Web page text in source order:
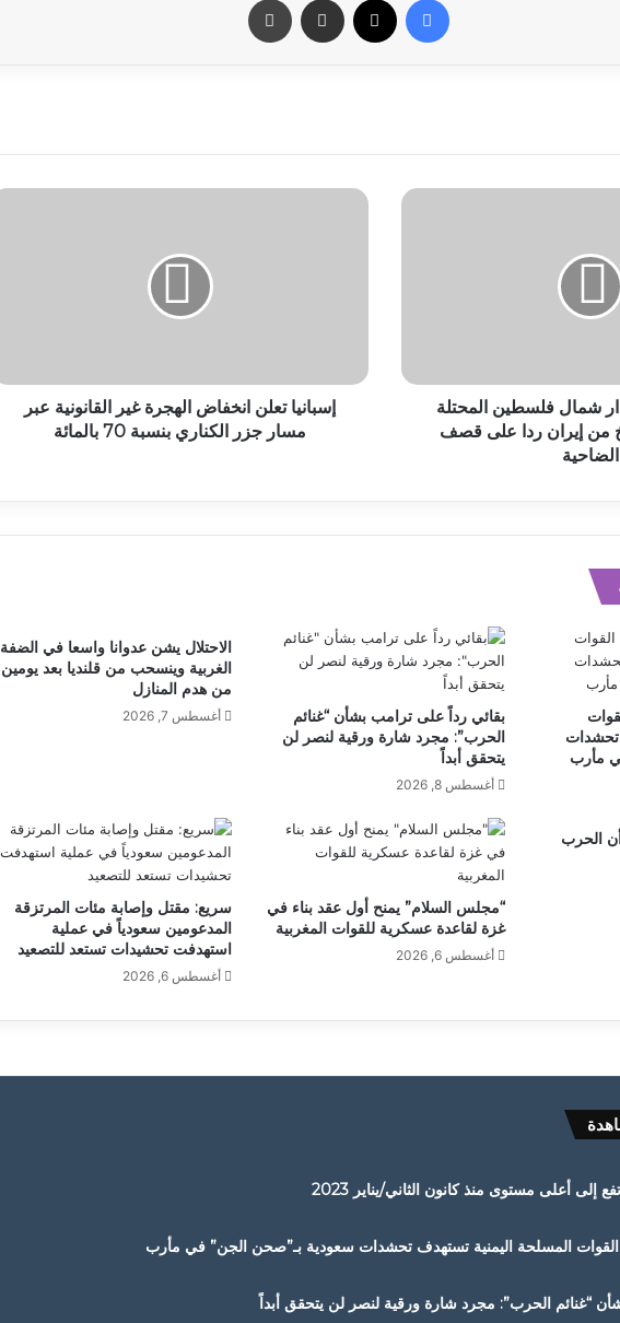
شمال فلسطين المحتلة
من إيران ردا على قصف
الضاحية
إسبانيا تعلن انخفاض الهجرة غير القانونية عبر
مسار جزر الكناري بنسبة 70 بالمائة
تحشدات
مأرب
بقائي رداً على ترامب بشأن “غنائم
الحرب”: مجرد شارة ورقية لنصر لن
يتحقق أبداً
أغسطس 8, 2026
الاحتلال يشن عدوانا واسعا في الضفة
الغربية وينسحب من قلنديا بعد يومين
من هدم المنازل
أغسطس 7, 2026
الحرب
“مجلس السلام” يمنح أول عقد بناء في
غزة لقاعدة عسكرية للقوات المغربية
أغسطس 6, 2026
سريع: مقتل وإصابة مئات المرتزقة
المدعومين سعودياً في عملية
استهدفت تحشيدات تستعد للتصعيد
أغسطس 6, 2026
إلى أعلى مستوى منذ كانون الثاني/يناير 2023
القوات المسلحة اليمنية تستهدف تحشدات سعودية بـ”صحن الجن” في مأرب
“غنائم الحرب”: مجرد شارة ورقية لنصر لن يتحقق أبداً